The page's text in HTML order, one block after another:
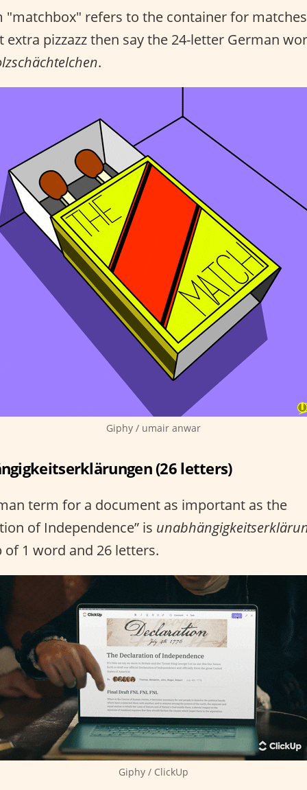
"matchbox" refers to the container for
extra pizzazz then say the 24-letter German
.
Giphy / umair anwar
(26 letters)
term for a document as important as the
of Independence” is
of 1 word and 26 letters.
Giphy / ClickUp